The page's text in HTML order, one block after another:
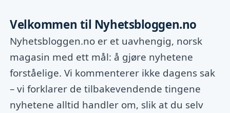
Velkommen til Nyhetsbloggen.no
Nyhetsbloggen.no er et uavhengig, norsk
magasin med ett mål: å gjøre nyhetene
forståelige. Vi kommenterer ikke dagens sak
– vi forklarer de tilbakevendende tingene
nyhetene alltid handler om, slik at du selv